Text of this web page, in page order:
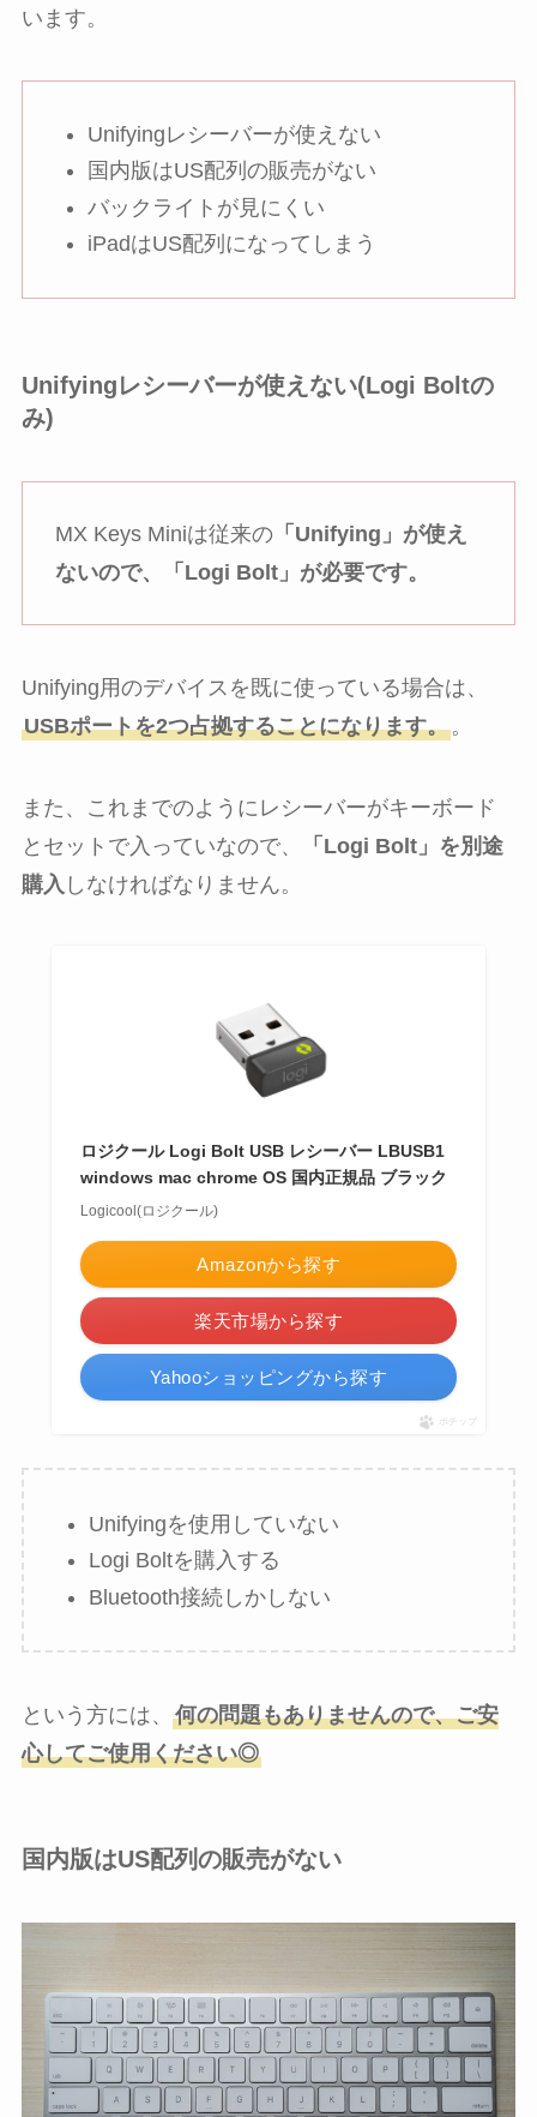
います。
Unifyingレシーバーが使えない
国内版はUS配列の販売がない
バックライトが見にくい
iPadはUS配列になってしまう
Unifyingレシーバーが使えない(Logi Boltの
み)
MX Keys Miniは従来の 「Unifying」が使え
ないので、「Logi Bolt」が必要です。
Unifying用のデバイスを既に使っている場合は、
USBポートを2つ占拠することになります。。
また、これまでのようにレシーバーがキーボード
とセットで入っていなので、
「Logi Bolt」を別途
購入 しなければなりません。
ロジクール Logi Bolt USB レシーバー LBUSB1
windows mac chrome OS 国内正規品 ブラック
Logicool(ロジクール)
Amazonから探す
楽天市場から探す
Yahooショッピングから探す
ポチップ
Unifyingを使用していない
Logi Boltを購入する
Bluetooth接続しかしない
という方には、 何の問題もありませんので、ご安
心してご使用ください◎
国内版はUS配列の販売がない